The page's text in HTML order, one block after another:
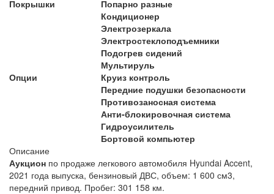
Покрышки
Попарно разные
Опции
Кондиционер
Электрозеркала
Электростеклоподъемники
Подогрев сидений
Мультируль
Круиз контроль
Передние подушки безопасности
Противозаносная система
Анти-блокировочная система
Гидроусилитель
Бортовой компьютер
Описание
Аукцион по продаже легкового автомобиля Hyundai Accent,
2021 года выпуска, бензиновый ДВС, объем: 1 600 см3,
передний привод. Пробег: 301 158 км.